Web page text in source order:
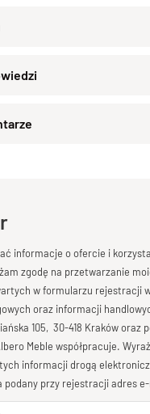
elegancja w
solidności.
lekko frezowane
charakter mebla
,
z aranżacjami
vintage.
z litego drewna
naturalnym
Nie posiada pojemnika ani
dla tych, którzy cenią
o produkcie
Bardzo dobry
o produkcie
informacje o ofercie i
zgodę na przetwarzanie
w formularzu rejestracji
oraz informacji
105, 30-418 Kraków oraz
Meble współpracuje.
informacji drogą
podany przy rejestracji adres